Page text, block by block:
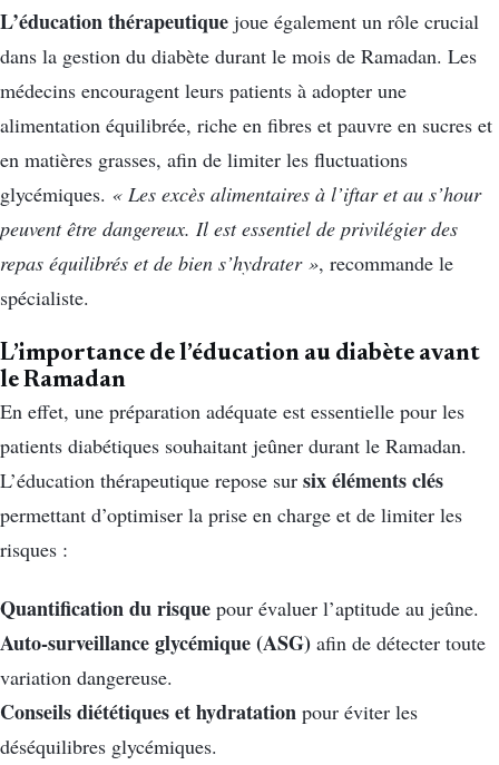
L’éducation thérapeutique joue également un rôle crucial
dans la gestion du diabète durant le mois de Ramadan. Les
médecins encouragent leurs patients à adopter une
alimentation équilibrée, riche en fibres et pauvre en sucres et
en matières grasses, afin de limiter les fluctuations
glycémiques. « Les excès alimentaires à l’iftar et au s’hour
peuvent être dangereux. Il est essentiel de privilégier des
repas équilibrés et de bien s’hydrater », recommande le
spécialiste.
L’importance de l’éducation au diabète avant
le Ramadan
En effet, une préparation adéquate est essentielle pour les
patients diabétiques souhaitant jeûner durant le Ramadan.
L’éducation thérapeutique repose sur six éléments clés
permettant d’optimiser la prise en charge et de limiter les
risques :
Quantification du risque pour évaluer l’aptitude au jeûne.
Auto-surveillance glycémique (ASG) afin de détecter toute
variation dangereuse.
Conseils diététiques et hydratation pour éviter les
déséquilibres glycémiques.